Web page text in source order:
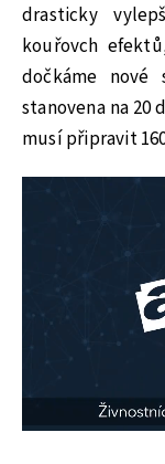
drasticky
kouřovch
dočkáme nové
stanovena na 20
musí připravit